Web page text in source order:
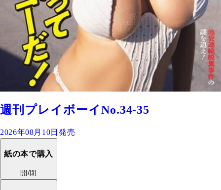
週刊プレイボーイNo.34-35
2026年08月10日発売
紙の本で購入
開/閉